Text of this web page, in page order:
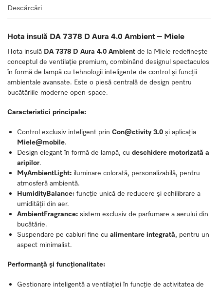
Descărcări
Hota insulă DA 7378 D Aura 4.0 Ambient – Miele
Hota insulă DA 7378 D Aura 4.0 Ambient de la Miele redefinește
conceptul de ventilație premium, combinând designul spectaculos
în formă de lampă cu tehnologii inteligente de control și funcții
ambientale avansate. Este o piesă centrală de design pentru
bucătăriile moderne open-space.
Caracteristici principale:
Control exclusiv inteligent prin Con@ctivity 3.0 și aplicația
Miele@mobile.
Design elegant în formă de lampă, cu deschidere motorizată a
aripilor.
MyAmbientLight: iluminare colorată, personalizabilă, pentru
atmosferă ambientă.
HumidityBalance: funcție unică de reducere și echilibrare a
umidității din aer.
AmbientFragrance: sistem exclusiv de parfumare a aerului din
bucătărie.
Suspendare pe cabluri fine cu alimentare integrată, pentru un
aspect minimalist.
Performanță și funcționalitate:
Gestionare inteligentă a ventilației în funcție de activitatea de